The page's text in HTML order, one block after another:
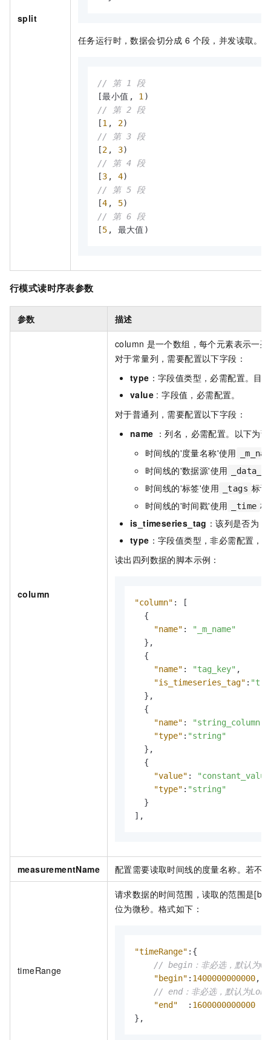
split
任务运行时，数据会切分成 6 个段，并发读取。
// 第 1 段
[最小值 , 1
// 第 2 段
[1 , 2
// 第 3 段
[2 , 3
// 第 4 段
[3 , 4
// 第 5 段
[4 , 5
// 第 6 段
[5 , 最大值)
行模式读时序表参数
参数 描述
column
column 是一个数组，每个元素表示一
对于常量列，需要配置以下字段：
type ：字段值类型，必需配置。目
value : 字段值，必需配置。
对于普通列，需要配置以下字段：
name ：列名，必需配置。以下为
时间线的'度量名称'使用
时间线的'数据源'使用
时间线的'标签'使用 _tags 标
时间线的'时间戳'使用
_time
is_timeseries_tag ：该列是否为
type ：字段值类型，非必需配置，
读出四列数据的脚本示例：
"column" :
[
{
"name" :
"_m_name"
} ,
{
"name" : "tag_key" ,
"is_timeseries_tag" :
} ,
{
"name" : "string_column"
"type" : "string"
} ,
{
"value" :
"type" : "string"
}
] ,
measurementName 配置需要读取时间线的度量名称。若不
timeRange
请求数据的时间范围，读取的范围是
位为微秒。格式如下：
"timeRange" : {
// begin：非必选，默认为0，
"begin" : 1400000000000,
// end：非必选，默认为Long
"end"
: 1600000000000
} ,